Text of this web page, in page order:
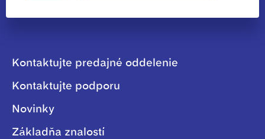
Kontaktujte predajné oddelenie
Kontaktujte podporu
Novinky
Základňa znalostí